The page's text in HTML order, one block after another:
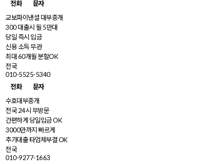
전화
문자
교보파이낸셜 대부중개
300 대출시 월 5만대
당일 즉시 입금
신용 소득 무관
최대 60개월 분할OK
전국
010-5525-5340
전화
문자
수호대부중개
전국 24시 무방문
간편하게 당일입금 OK
3000만까지 빠르게
추가대출 타업체부결 OK
전국
010-9277-1663